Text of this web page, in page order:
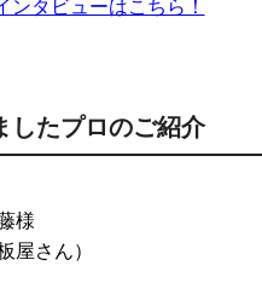
したプロのご紹介
様
屋さん）